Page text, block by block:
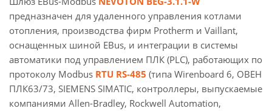
предназначен для удаленного управления котлами
отопления, производства фирм Protherm и Vaillant,
оснащенных шиной EBus, и интеграции в системы
автоматики под управлением ПЛК (PLC), работающих по
протоколу Modbus RTU RS-485 (типа Wirenboard 6, ОВЕН
ПЛК63/73, SIEMENS SIMATIC, контроллеры, выпускаемые
компаниями Allen-Bradley, Rockwell Automation,